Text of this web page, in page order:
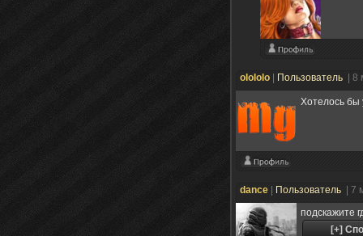
olololo Пользователь |
Хотелось бы
dance Пользователь
| 7
подскажите